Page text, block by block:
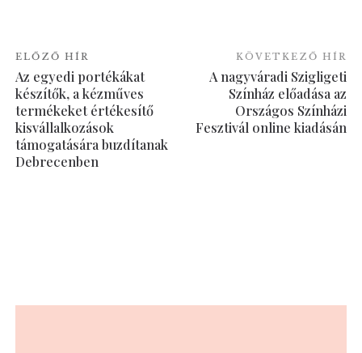
ELŐZŐ HÍR
Az egyedi portékákat
készítők, a kézműves
termékeket értékesítő
kisvállalkozások
támogatására buzdítanak
Debrecenben
KÖVETKEZŐ HÍR
A nagyváradi Szigligeti
Színház előadása az
Országos Színházi
Fesztivál online kiadásán